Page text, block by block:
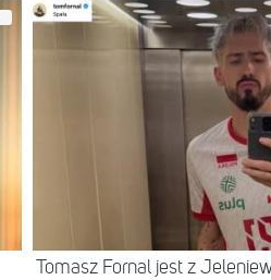
Tomasz Fornal jest z